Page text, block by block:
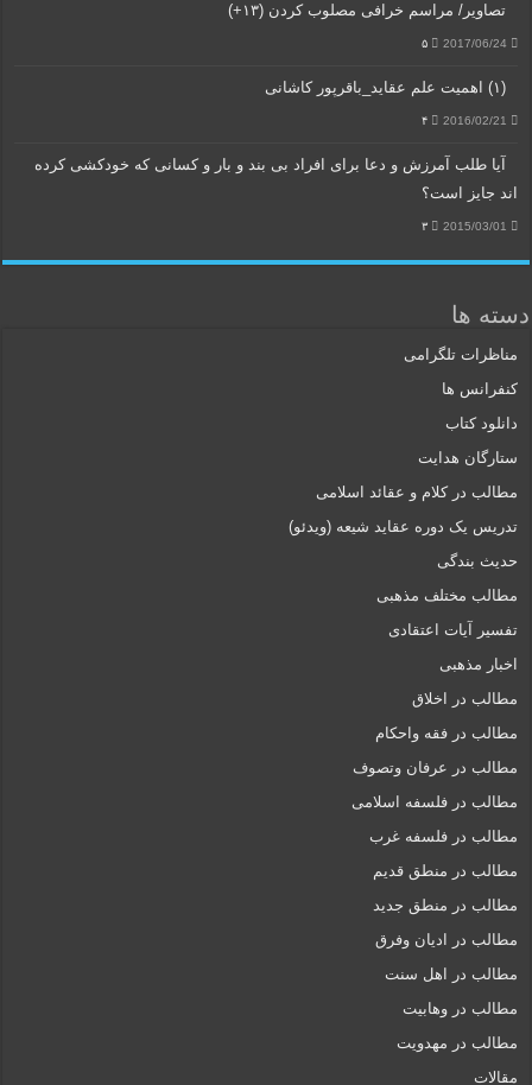
تصاویر/ مراسم خرافی مصلوب کردن (۱۳+)
2017/06/24 ۵
(۱) اهمیت علم عقاید_باقرپور کاشانی
2016/02/21 ۴
آیا طلب آمرزش و دعا برای افراد بی بند و بار و کسانی که خودکشی کرده
اند جایز است؟
2015/03/01 ۳
دسته ها
مناظرات تلگرامی
کنفرانس ها
دانلود کتاب
ستارگان هدایت
مطالب در کلام و عقائد اسلامی
تدریس یک دوره عقاید شیعه (ویدئو)
حدیث بندگی
مطالب مختلف مذهبی
تفسیر آیات اعتقادی
اخبار مذهبی
مطالب در اخلاق
مطالب در فقه واحکام
مطالب در عرفان وتصوف
مطالب در فلسفه اسلامی
مطالب در فلسفه غرب
مطالب در منطق قدیم
مطالب در منطق جدید
مطالب در ادیان وفرق
مطالب در اهل سنت
مطالب در وهابیت
مطالب در مهدویت
مقالات